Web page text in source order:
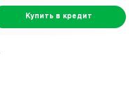
Купить в кредит